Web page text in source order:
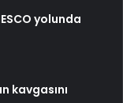
yolunda
kavgasını